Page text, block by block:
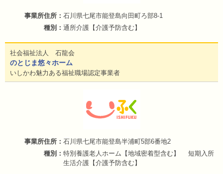
石川県七尾市能登島向田町ろ部8-1
通所介護【介護予防含む】
社会福祉法人 石龍会
のとじま悠々ホーム
いしかわ魅力ある福祉職場認定事業者
石川県七尾市能登島半浦町5部6番地2
特別養護老人ホーム【地域密着型含む】 短期入所
生活介護【介護予防含む】